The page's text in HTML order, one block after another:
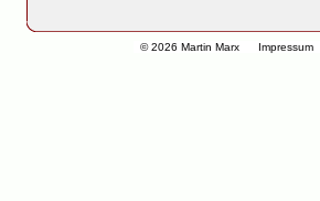
© 2026 Martin Marx Impressum